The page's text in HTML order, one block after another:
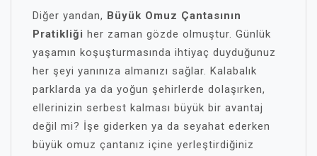
Diğer yandan, Büyük Omuz Çantasının
Pratikliği her zaman gözde olmuştur. Günlük
yaşamın koşuşturmasında ihtiyaç duyduğunuz
her şeyi yanınıza almanızı sağlar. Kalabalık
parklarda ya da yoğun şehirlerde dolaşırken,
ellerinizin serbest kalması büyük bir avantaj
değil mi? İşe giderken ya da seyahat ederken
büyük omuz çantanız içine yerleştirdiğiniz